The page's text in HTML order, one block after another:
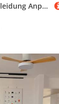
Stromkasten Verkleidung Anpassbarer Doppellagiger Sicherungskastenvorhang mit Klettverschluss, Weiche Abdeckung für Stromzählerkästen, Kunst zur Abdeckung(Style C,30x35cm(11 3/4x13 3/4"))